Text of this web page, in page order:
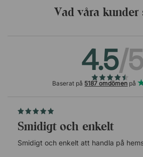
Vad våra kunder
4.5/5
Baserat på 5187 omdömen på
Smidigt och enkelt
Smidigt och enkelt att handla på